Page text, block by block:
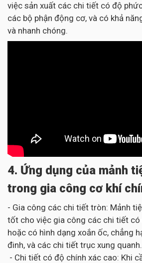
việc sản xuất các chi tiết có độ
các bộ phận động cơ, và có khả
và nhanh chóng.
4. Ứng dụng của mảnh
trong gia công cơ khí
- Gia công các chi tiết tròn: Mảnh
tốt cho việc gia công các chi tiết
hoặc có hình dạng xoắn ốc, chẳng
đinh, và các chi tiết trục xung quanh.
- Chi tiết có độ chính xác cao: Khi